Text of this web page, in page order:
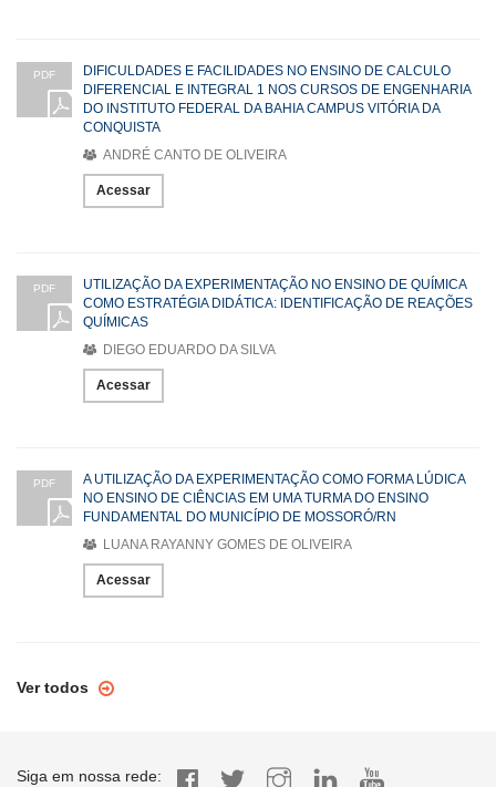
PDF
DIFICULDADES E FACILIDADES NO ENSINO DE CALCULO
DIFERENCIAL E INTEGRAL 1 NOS CURSOS DE ENGENHARIA
DO INSTITUTO FEDERAL DA BAHIA CAMPUS VITÓRIA DA
CONQUISTA
ANDRÉ CANTO DE OLIVEIRA
Acessar
PDF
UTILIZAÇÃO DA EXPERIMENTAÇÃO NO ENSINO DE QUÍMICA
COMO ESTRATÉGIA DIDÁTICA: IDENTIFICAÇÃO DE REAÇÕES
QUÍMICAS
DIEGO EDUARDO DA SILVA
Acessar
PDF
A UTILIZAÇÃO DA EXPERIMENTAÇÃO COMO FORMA LÚDICA
NO ENSINO DE CIÊNCIAS EM UMA TURMA DO ENSINO
FUNDAMENTAL DO MUNICÍPIO DE MOSSORÓ/RN
LUANA RAYANNY GOMES DE OLIVEIRA
Acessar
Ver todos
Siga em nossa rede: